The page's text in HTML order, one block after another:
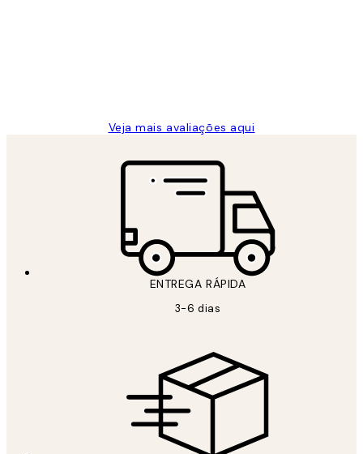
Veja mais avaliações aqui
ENTREGA RÁPIDA
3-6 dias